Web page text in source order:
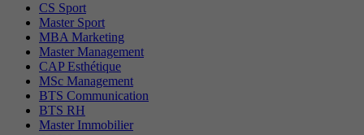
CS Sport
Master Sport
MBA Marketing
Master Management
CAP Esthétique
MSc Management
BTS Communication
BTS RH
Master Immobilier